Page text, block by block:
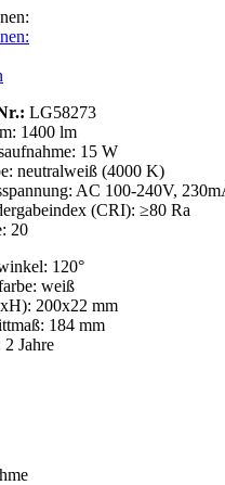
LG58273
1400 lm
15 W
neutralweiß (4000 K)
AC 100-240V,
(CRI): ≥80 Ra
20
120°
weiß
200x22 mm
184 mm
2 Jahre